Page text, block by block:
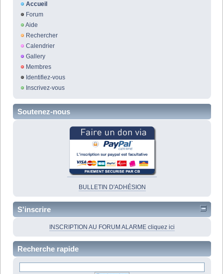
Accueil
Forum
Aide
Rechercher
Calendrier
Gallery
Membres
Identifiez-vous
Inscrivez-vous
Soutenez-nous
BULLETIN D'ADHÉSION
S'inscrire
INSCRIPTION AU FORUM ALARME cliquez ici
Recherche rapide